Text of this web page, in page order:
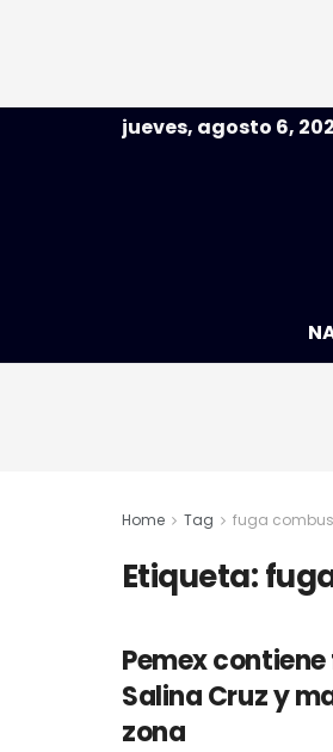
jueves, agosto 6,
Home Tag fuga
Etiqueta:
Pemex
Salina Cruz y
zona